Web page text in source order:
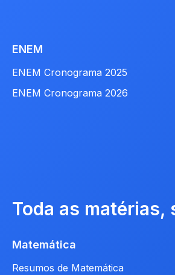
ENEM
ENEM Cronograma 2025
ENEM Cronograma 2026
Toda as
Matemática
Resumos de Matemática